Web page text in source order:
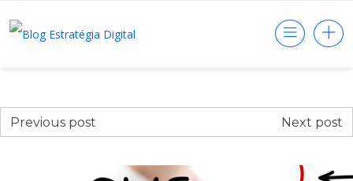
Previous post Next post